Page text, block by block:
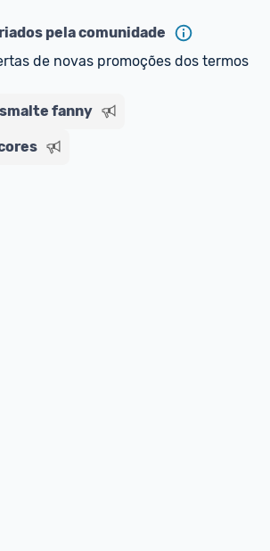
pela comunidade
de novas promoções dos termos
fanny